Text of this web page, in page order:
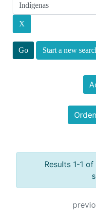
Start a new
Results 1-1